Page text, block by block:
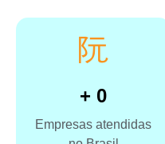
+ 0
Empresas atendidas